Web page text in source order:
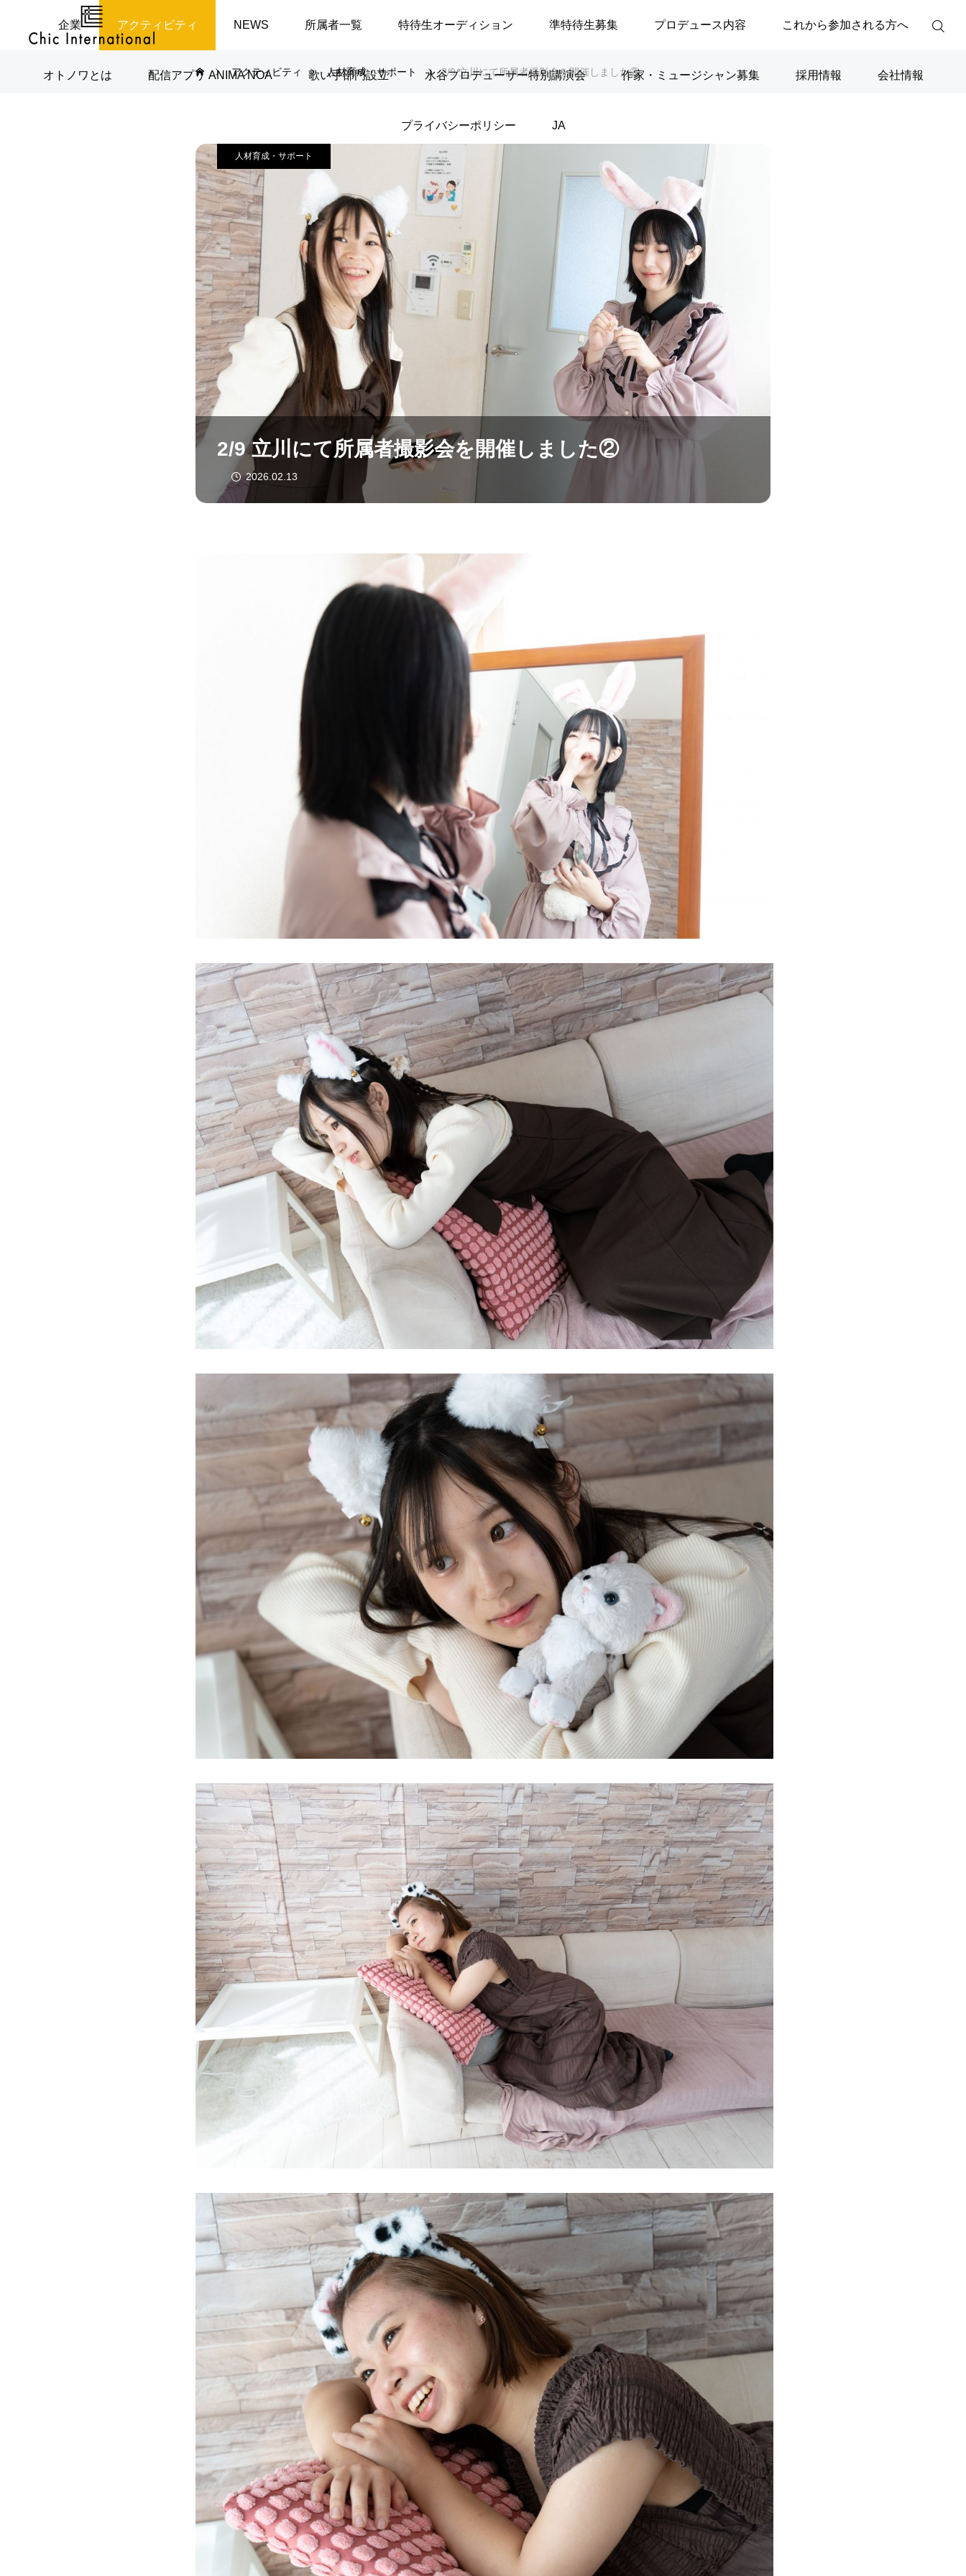
企業 アクティビティ NEWS 所属者一覧 特待生オーディション 準特待生募集 プロデュース内容 これから参加される方へ
オトノワとは 配信アプリ ANIMA NOA 歌い手部門設立 水谷プロデューサー特別講演会 作家・ミュージシャン募集 採用情報 会社情報
プライバシーポリシー JA
アクティビティ 人材育成・サポート 2/9 立川にて所属者撮影会を開催しました②
2/9 立川にて所属者撮影会を開催しました②
2026.02.13
人材育成・サポート